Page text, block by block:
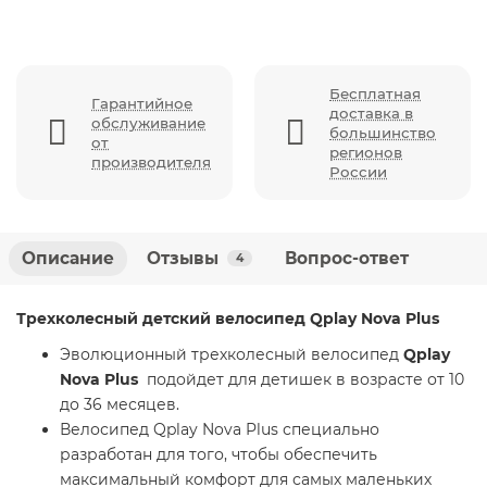
Гарантийное
обслуживание
от
производителя
Бесплатная
доставка в
большинство
регионов
России
Описание Отзывы 4 Вопрос-ответ
Трехколесный детский велосипед Qplay Nova Plus
Эволюционный трехколесный велосипед Qplay
Nova Plus подойдет для детишек в возрасте от 10
до 36 месяцев.
Велосипед Qplay Nova Plus специально
разработан для того, чтобы обеспечить
максимальный комфорт для самых маленьких